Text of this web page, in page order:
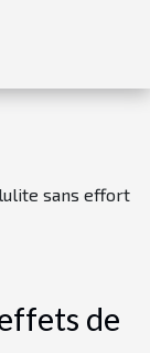
sans effort
de